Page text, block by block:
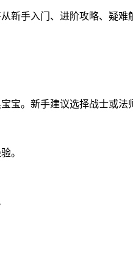
新手入门、进阶攻略、疑
宝。新手建议选择战士或法
。